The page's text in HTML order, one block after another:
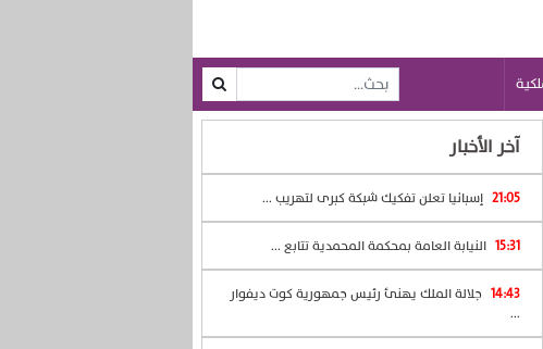
آخر الأخبار
21:05 إسبانيا تعلن تفكيك شبكة كبرى لتهريب ...
15:31 النيابة العامة بمحكمة المحمدية تتابع ...
14:43 جلالة الملك يهنئ رئيس جمهورية كوت ديفوار
...